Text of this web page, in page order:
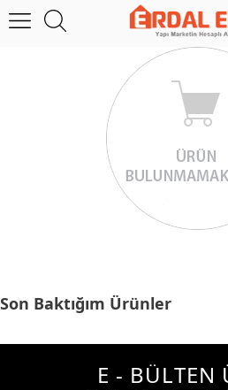
Son Baktığım Ürünler
E - BÜLTEN